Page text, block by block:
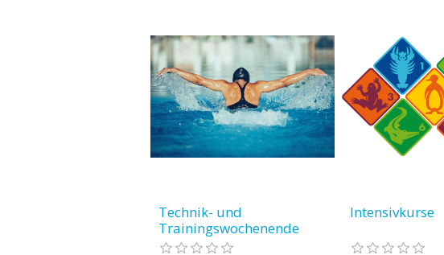
Technik- und
Trainingswochenende
Intensivkurse